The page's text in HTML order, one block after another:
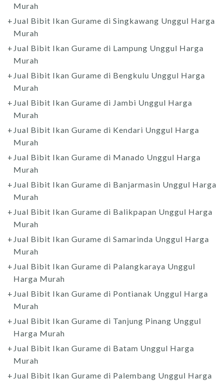
Murah
Jual Bibit Ikan Gurame di Singkawang Unggul Harga
Murah
Jual Bibit Ikan Gurame di Lampung Unggul Harga
Murah
Jual Bibit Ikan Gurame di Bengkulu Unggul Harga
Murah
Jual Bibit Ikan Gurame di Jambi Unggul Harga
Murah
Jual Bibit Ikan Gurame di Kendari Unggul Harga
Murah
Jual Bibit Ikan Gurame di Manado Unggul Harga
Murah
Jual Bibit Ikan Gurame di Banjarmasin Unggul Harga
Murah
Jual Bibit Ikan Gurame di Balikpapan Unggul Harga
Murah
Jual Bibit Ikan Gurame di Samarinda Unggul Harga
Murah
Jual Bibit Ikan Gurame di Palangkaraya Unggul
Harga Murah
Jual Bibit Ikan Gurame di Pontianak Unggul Harga
Murah
Jual Bibit Ikan Gurame di Tanjung Pinang Unggul
Harga Murah
Jual Bibit Ikan Gurame di Batam Unggul Harga
Murah
Jual Bibit Ikan Gurame di Palembang Unggul Harga